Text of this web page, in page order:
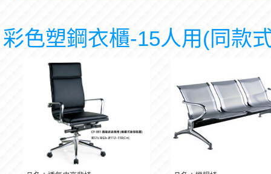
彩色塑鋼衣櫃-15人用(同款